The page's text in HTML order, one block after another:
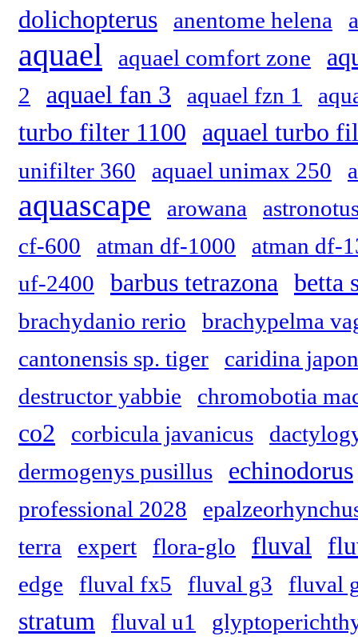
dolichopterus anentome helena
aquael aquael comfort zone
2 aquael fan 3 aquael fzn 1
turbo filter 1100 aquael turbo
unifilter 360 aquael unimax 250
aquascape arowana
cf-600
atman df-1000
atman df-
uf-2400
barbus tetrazona betta
brachydanio rerio
brachypelma
cantonensis sp. tiger
caridina
destructor yabbie
chromobotia
co2 corbicula javanicus
dermogenys pusillus
echinodorus
professional 2028
terra
expert flora-glo fluval
edge fluval fx5 fluval g3 fluval
stratum fluval u1